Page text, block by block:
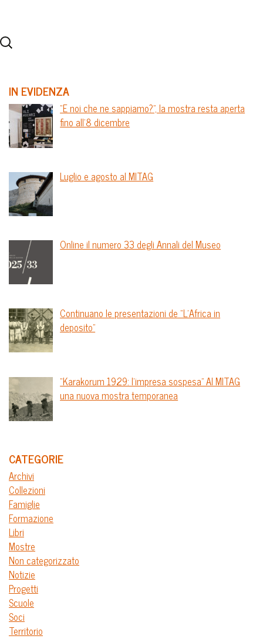
IN EVIDENZA
“E noi che ne sappiamo?”, la mostra resta aperta
fino all’8 dicembre
Luglio e agosto al MITAG
Online il numero 33 degli Annali del Museo
Continuano le presentazioni de “L’Africa in
deposito”
“Karakorum 1929: l’impresa sospesa” Al MITAG
una nuova mostra temporanea
CATEGORIE
Archivi
Collezioni
Famiglie
Formazione
Libri
Mostre
Non categorizzato
Notizie
Progetti
Scuole
Soci
Territorio